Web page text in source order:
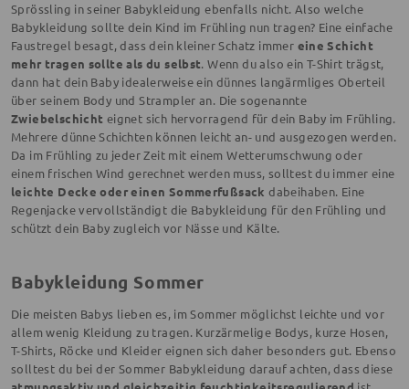
Sprössling in seiner Babykleidung ebenfalls nicht. Also welche
Babykleidung sollte dein Kind im Frühling nun tragen? Eine einfache
Faustregel besagt, dass dein kleiner Schatz immer eine Schicht
mehr tragen sollte als du selbst. Wenn du also ein T-Shirt trägst,
dann hat dein Baby idealerweise ein dünnes langärmliges Oberteil
über seinem Body und Strampler an. Die sogenannte
Zwiebelschicht eignet sich hervorragend für dein Baby im Frühling.
Mehrere dünne Schichten können leicht an- und ausgezogen werden.
Da im Frühling zu jeder Zeit mit einem Wetterumschwung oder
einem frischen Wind gerechnet werden muss, solltest du immer eine
leichte Decke oder einen Sommerfußsack dabeihaben. Eine
Regenjacke vervollständigt die Babykleidung für den Frühling und
schützt dein Baby zugleich vor Nässe und Kälte.
Babykleidung Sommer
Die meisten Babys lieben es, im Sommer möglichst leichte und vor
allem wenig Kleidung zu tragen. Kurzärmelige Bodys, kurze Hosen,
T-Shirts, Röcke und Kleider eignen sich daher besonders gut. Ebenso
solltest du bei der Sommer Babykleidung darauf achten, dass diese